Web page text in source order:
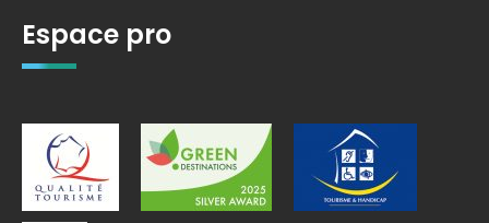
Espace pro